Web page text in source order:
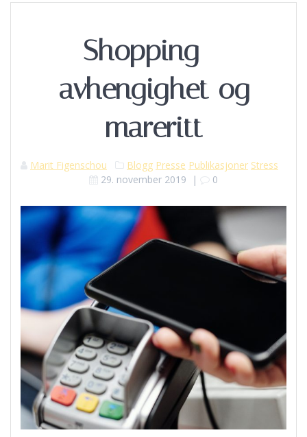
Shopping –
avhengighet og
mareritt
Marit Figenschou Blogg Presse Publikasjoner Stress
29. november 2019 | 0